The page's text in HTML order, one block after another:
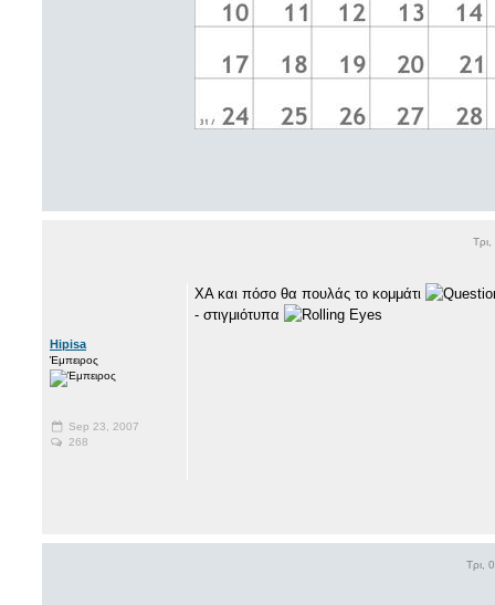
Hipisa
Έμπειρος
Sep 23, 2007
268
XA και πόσο θα πουλάς το κομμάτι
- στιγμιότυπα
Τρι,